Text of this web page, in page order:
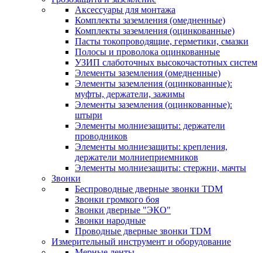
Аксессуары для монтажа
Комплекты заземления (омедненные)
Комплекты заземления (оцинкованные)
Пасты токопроводящие, герметики, смазки
Полосы и проволока оцинкованные
УЗИП слаботочных высокочастотных систем
Элементы заземления (омедненные)
Элементы заземления (оцинкованные):
муфты, держатели, зажимы
Элементы заземления (оцинкованные):
штыри
Элементы молниезащиты: держатели
проводников
Элементы молниезащиты: крепления,
держатели молниеприемников
Элементы молниезащиты: стержни, мачты
Звонки
Беспроводные дверные звонки TDM
Звонки громкого боя
Звонки дверные "ЭКО"
Звонки народные
Проводные дверные звонки TDM
Измерительный инструмент и оборудование